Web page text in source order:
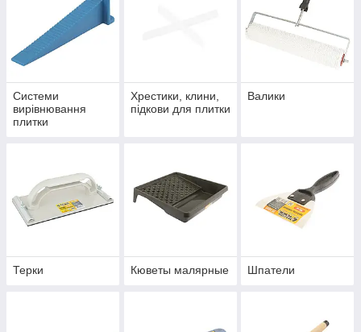
Системи
вирівнювання
плитки
Хрестики, клини,
підкови для плитки
Валики
Терки Кюветы малярные Шпатели